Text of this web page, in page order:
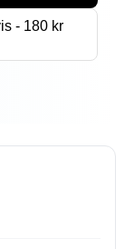
- 180 kr